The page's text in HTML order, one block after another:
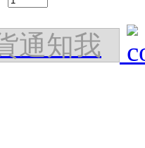
通知我